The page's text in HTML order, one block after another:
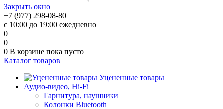
Закрыть окно
+7 (977) 298-08-80
с 10:00 до 19:00 ежедневно
0
0
0 В корзине пока пусто
Каталог товаров
Уцененные товары
Аудио-видео, Hi-Fi
Гарнитура, наушники
Колонки Bluetooth